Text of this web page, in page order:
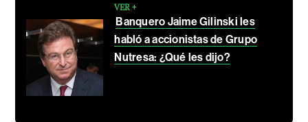
VER +
Banquero Jaime Gilinski les
habló a accionistas de Grupo
Nutresa: ¿Qué les dijo?